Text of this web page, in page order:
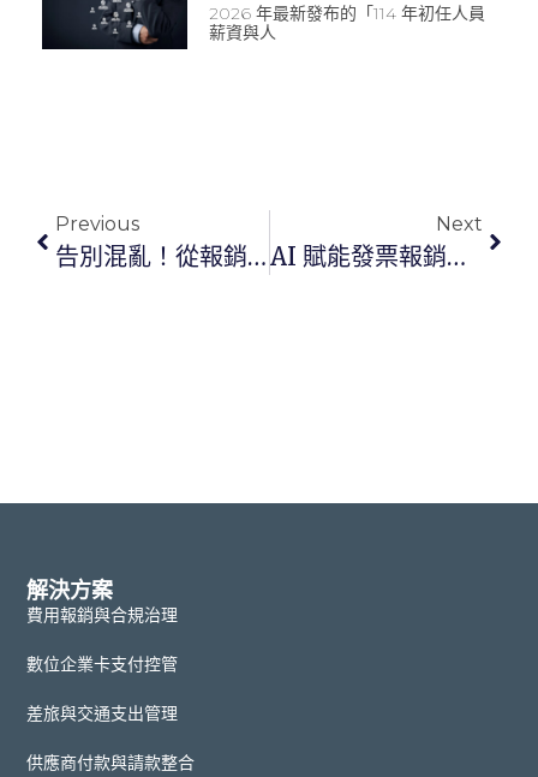
2026 年最新發布的「114 年初任人員
薪資與人
Previous
告別混亂！從報銷到決策，為什麼會計科目是企業管理的關鍵？
Next
AI 賦能發票報銷：COMMEET 六大智能優勢，告別手動對帳與法規風險
解決方案
費用報銷與合規治理
數位企業卡支付控管
差旅與交通支出管理
供應商付款與請款整合